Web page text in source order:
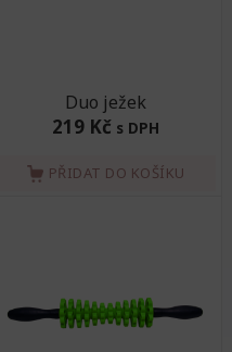
Duo ježek
219 Kč s DPH
PŘIDAT DO KOŠÍKU